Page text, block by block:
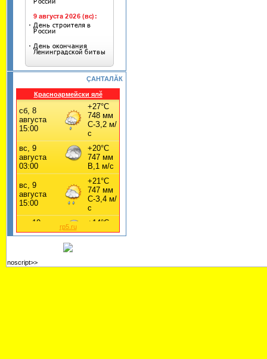
ÇАНТАЛĂК
Красноармейски ялĕ
rp5.ru
noscript>>